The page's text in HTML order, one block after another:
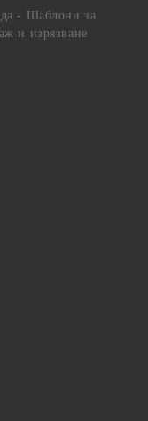
- Шаблони за
и изрязване